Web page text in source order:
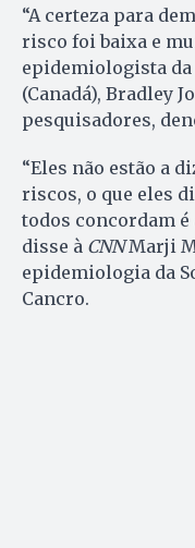
“A certeza para
risco foi baixa e
epidemiologista
(Canadá), Bradley
pesquisadores,
“Eles não estão a
riscos, o que eles
todos concordam é
disse à CNNMarji
epidemiologia da
Cancro.